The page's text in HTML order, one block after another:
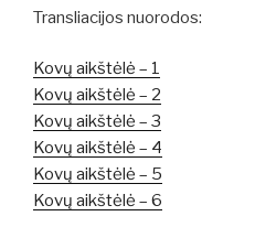
Transliacijos nuorodos:
Kovų aikštėlė – 1
Kovų aikštėlė – 2
Kovų aikštėlė – 3
Kovų aikštėlė – 4
Kovų aikštėlė – 5
Kovų aikštėlė – 6